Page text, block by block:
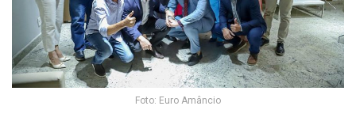
Foto: Euro Amâncio